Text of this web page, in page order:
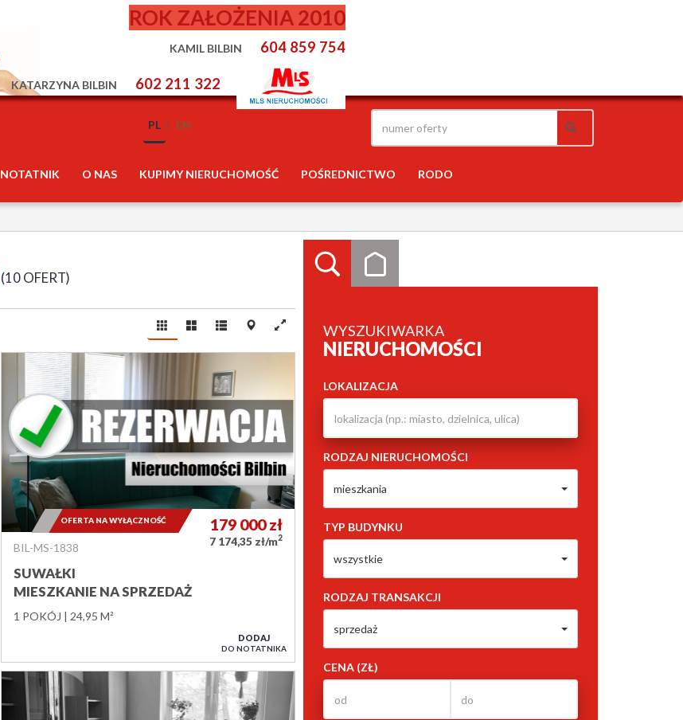
ROK ZAŁOŻENIA 2010
KAMIL BILBIN 604 859 754
KATARZYNA BILBIN 602 211 322
PL EN
NOTATNIK O NAS KUPIMY NIERUCHOMOŚĆ POŚREDNICTWO RODO
WYSZUKIWARKA
NIERUCHOMOŚCI
LOKALIZACJA
RODZAJ NIERUCHOMOŚCI
mieszkania
TYP BUDYNKU
wszystkie
RODZAJ TRANSAKCJI
sprzedaż
CENA (ZŁ)
10 OFERT
BIL-MS-1838
SUWAŁKI
MIESZKANIE NA SPRZEDAŻ
1 POKÓJ 24,95 M²
179 000zł
7 174,35 zł/m2
OFERTA NA WYŁĄCZNOŚĆ
DODAJ
DO NOTATNIKA